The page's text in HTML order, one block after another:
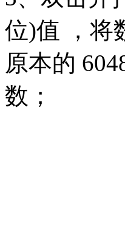
位)值 ，将
原本的
数；